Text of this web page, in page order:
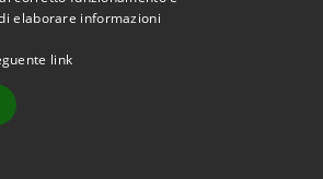
• Comune di Amelia • Powered by
elaborare informazioni
link